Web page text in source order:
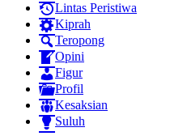
Lintas Peristiwa
Kiprah
Teropong
Opini
Figur
Profil
Kesaksian
Suluh